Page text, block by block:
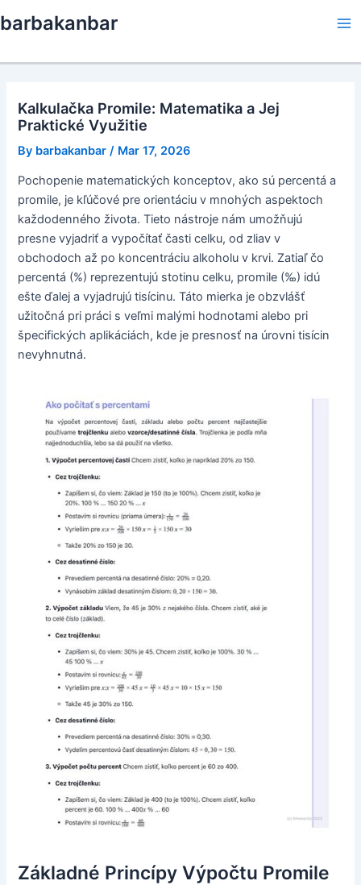
to
barbakanbar
Kalkulačka Promile: Matematika a Jej
Praktické Využitie
By barbakanbar / Mar 17, 2026
Pochopenie matematických konceptov, ako sú percentá a
promile, je kľúčové pre orientáciu v mnohých aspektoch
každodenného života. Tieto nástroje nám umožňujú
presne vyjadriť a vypočítať časti celku, od zliav v
obchodoch až po koncentráciu alkoholu v krvi. Zatiaľ čo
percentá (%) reprezentujú stotinu celku, promile (‰) idú
ešte ďalej a vyjadrujú tisícinu. Táto mierka je obzvlášť
užitočná pri práci s veľmi malými hodnotami alebo pri
špecifických aplikáciách, kde je presnosť na úrovni tisícin
nevyhnutná.
Základné Princípy Výpočtu Promile